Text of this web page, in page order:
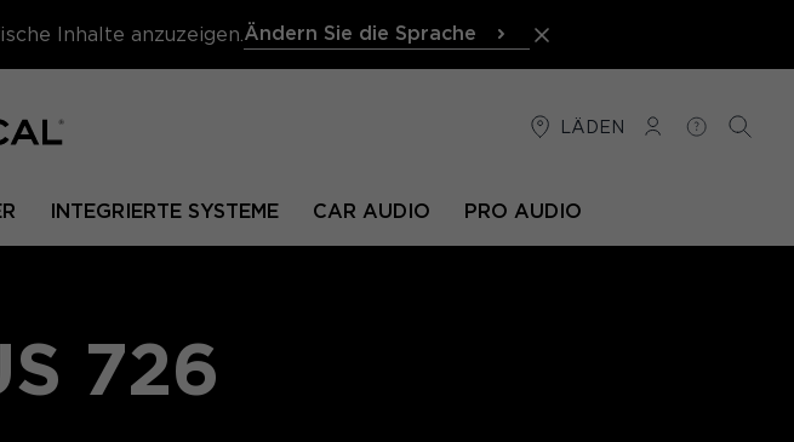
Inhalte anzuzeigen. Ändern Sie die Sprache
LÄDEN
VERBINDUNG
HILFE
INTEGRIERTE SYSTEME CAR AUDIO PRO AUDIO
726